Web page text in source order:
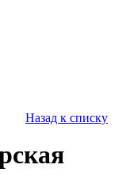
Назад к списку